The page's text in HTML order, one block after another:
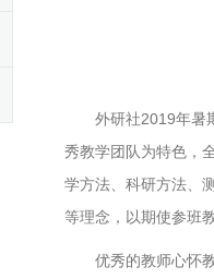
外研社2019年暑
秀教学团队为特色，
学方法、科研方法、
等理念，以期使参班
优秀的教师心怀